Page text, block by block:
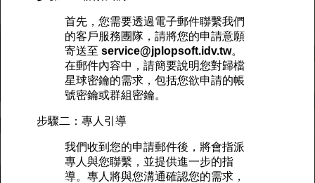
首先，您需要透過電子郵件聯繫我們
的客戶服務團隊，請將您的申請意願
寄送至 service@jplopsoft.idv.tw。
在郵件內容中，請簡要說明您對歸檔
星球密鑰的需求，包括您欲申請的帳
號密鑰或群組密鑰。
步驟二：專人引導
我們收到您的申請郵件後，將會指派
專人與您聯繫，並提供進一步的指
導。專人將與您溝通確認您的需求，